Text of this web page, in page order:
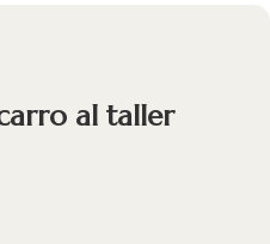
al taller